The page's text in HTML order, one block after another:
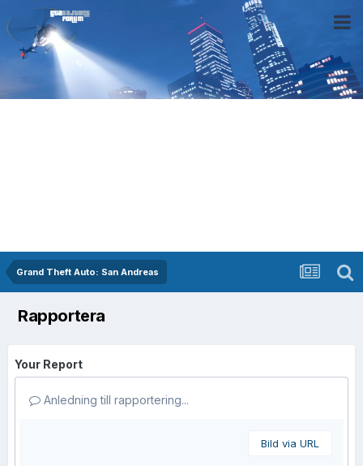
Grand Theft Auto: San Andreas
Rapportera
Your Report
Anledning till rapportering...
Bild via URL